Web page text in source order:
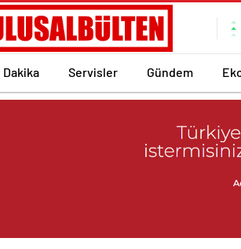
Dakika Servisler Gündem